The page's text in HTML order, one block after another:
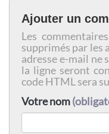
Ajouter un
Les
supprimés par
adresse e-mail ne
la ligne seront
code HTML sera
Votre nom